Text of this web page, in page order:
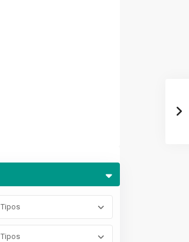
Tipos
Tipos